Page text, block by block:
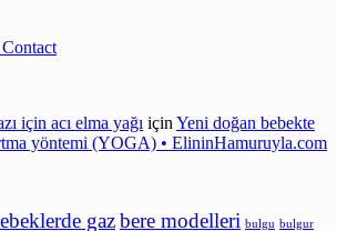
için acı elma yağı için Yeni doğan bebekte
yöntemi (YOGA) • ElininHamuruyla.com
gazbere modelleri bulgu bulgur